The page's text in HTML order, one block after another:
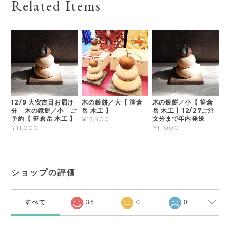
Related Items
12/9 大安吉日お届け
分 木の鏡餅／小 ご
予約【 笹倉岳 木工 】
¥11,000
木の鏡餅／大【 笹倉
岳 木工 】
¥15,400
木の鏡餅／小【 笹倉
岳 木工 】12/27ご注
文分まで年内発送
¥11,000
ショップの評価
すべて 36 0 0